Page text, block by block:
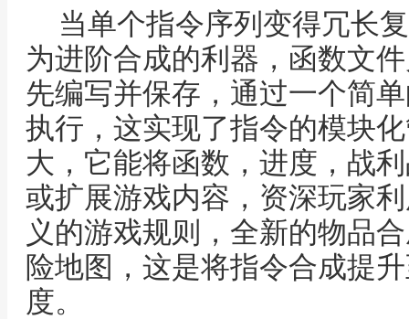
当单个指令序列变得冗长
为进阶合成的利器，函数文
先编写并保存，通过一个简
执行，这实现了指令的模块
大，它能将函数，进度，战
或扩展游戏内容，资深玩家
义的游戏规则，全新的物品
险地图，这是将指令合成提
度。